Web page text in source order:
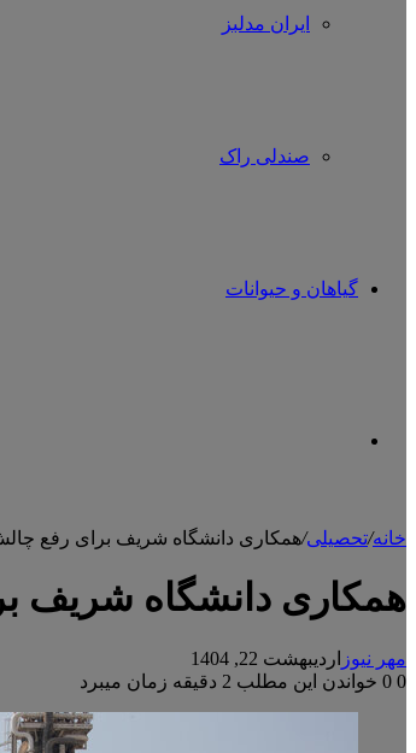
ایران مدلبز
صندلی راک
گیاهان و حیوانات
خانه/تحصیلی/همکاری دانشگاه شریف برای رفع
همکاری دانشگاه شریف
مهر نیوز اردیبهشت 22, 1404
0
خواندن این مطلب 2 دقیقه زمان میبرد